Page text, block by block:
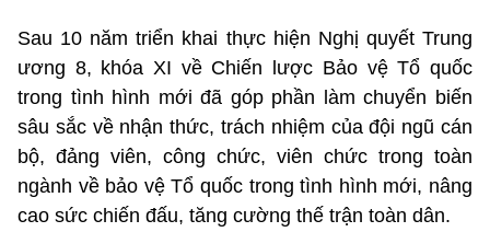
Sau 10 năm triển khai thực hiện Nghị quyết Trung
ương 8, khóa XI về Chiến lược Bảo vệ Tổ quốc
trong tình hình mới đã góp phần làm chuyển biến
sâu sắc về nhận thức, trách nhiệm của đội ngũ cán
bộ, đảng viên, công chức, viên chức trong toàn
ngành về bảo vệ Tổ quốc trong tình hình mới, nâng
cao sức chiến đấu, tăng cường thế trận toàn dân.